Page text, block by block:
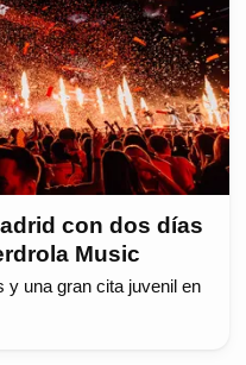
con dos días
Music
y una gran cita juvenil en